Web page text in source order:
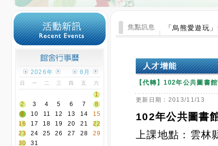
1
2
3 4 5 6 7
8
9
10 11 12 13 14
15
16 17 18 19 20 21
22
23 24 25 26 27 28
29
活動日顏色
今日顏色
102 年公共圖書
一、研習日期：
12:40
二、研習地點：
三、活動對象：
1.公共圖書